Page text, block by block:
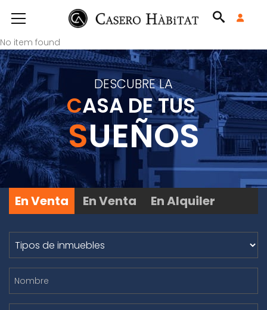
No item found
DESCUBRE LA
CASA DE TUS
SUEÑOS
En Venta En Venta En Alquiler